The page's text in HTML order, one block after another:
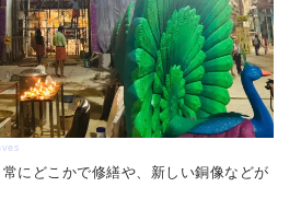
にどこかで修繕や、新しい銅像などが